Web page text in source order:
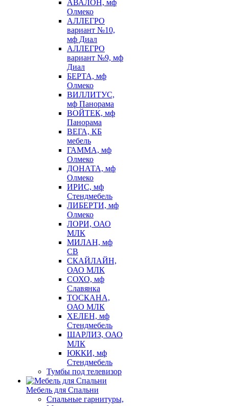
АВАЛОН, мф
Олмеко
АЛЛЕГРО
вариант №10,
мф Диал
АЛЛЕГРО
вариант №9, мф
Диал
БЕРТА, мф
Олмеко
ВИЛЛИТУС,
мф Панорама
ВОЙТЕК, мф
Панорама
ВЕГА, КБ
мебель
ГАММА, мф
Олмеко
ДОНАТА, мф
Олмеко
ИРИС, мф
Стендмебель
ЛИБЕРТИ, мф
Олмеко
ЛОРИ, ОАО
МЛК
МИЛАН, мф
СВ
СКАЙЛАЙН,
ОАО МЛК
СОХО, мф
Славянка
ТОСКАНА,
ОАО МЛК
ХЕЛЕН, мф
Стендмебель
ШАРЛИЗ, ОАО
МЛК
ЮККИ, мф
Стендмебель
Тумбы под телевизор
Мебель для Спальни
Спальные гарнитуры,